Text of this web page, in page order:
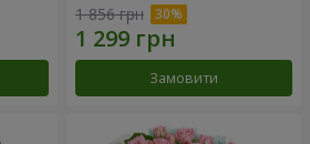
1 856 грн
Замовити